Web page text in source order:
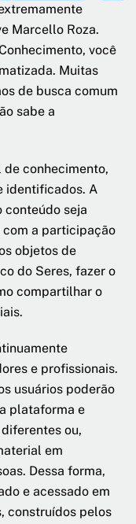
Marcello Roza.
você
Muitas
de busca comum
sabe a
conhecimento,
identificados. A
seja
a participação
objetos de
do Seres, fazer o
compartilhar o
e profissionais.
usuários poderão
plataforma e
ou,
em
Dessa forma,
e acessado em
construídos pelos